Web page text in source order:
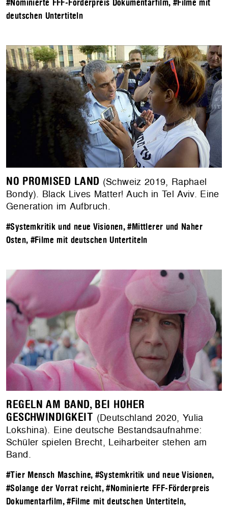
#Nominierte FFF-Förderpreis Dokumentarfilm, #Filme mit
deutschen Untertiteln
NO PROMISED LAND (Schweiz 2019, Raphael
Bondy). Black Lives Matter! Auch in Tel Aviv. Eine
Generation im Aufbruch.
#Systemkritik und neue Visionen,#Mittlerer und Naher
Osten, #Filme mit deutschen Untertiteln
REGELN AM BAND, BEI HOHER
GESCHWINDIGKEIT (Deutschland 2020, Yulia
Lokshina). Eine deutsche Bestandsaufnahme:
Schüler spielen Brecht, Leiharbeiter stehen am
Band.
#Tier Mensch Maschine, #Systemkritik und neue Visionen,
#Solange der Vorrat reicht,#Nominierte FFF-Förderpreis
Dokumentarfilm,#Filme mit deutschen Untertiteln,